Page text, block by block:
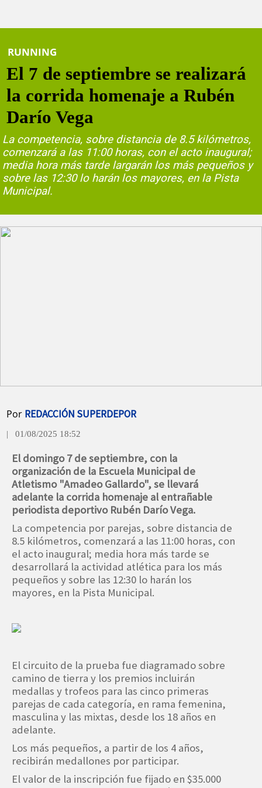
RUNNING
El 7 de septiembre se realizará
la corrida homenaje a Rubén
Darío Vega
La competencia, sobre distancia de 8.5 kilómetros,
comenzará a las 11:00 horas, con el acto inaugural;
media hora más tarde largarán los más pequeños y
sobre las 12:30 lo harán los mayores, en la Pista
Municipal.
Por REDACCIÓN SUPERDEPOR
| 01/08/2025 18:52
El domingo 7 de septiembre, con la
organización de la Escuela Municipal de
Atletismo "Amadeo Gallardo", se llevará
adelante la corrida homenaje al entrañable
periodista deportivo Rubén Darío Vega.
La competencia por parejas, sobre distancia de
8.5 kilómetros, comenzará a las 11:00 horas, con
el acto inaugural; media hora más tarde se
desarrollará la actividad atlética para los más
pequeños y sobre las 12:30 lo harán los
mayores, en la Pista Municipal.
El circuito de la prueba fue diagramado sobre
camino de tierra y los premios incluirán
medallas y trofeos para las cinco primeras
parejas de cada categoría, en rama femenina,
masculina y las mixtas, desde los 18 años en
adelante.
Los más pequeños, a partir de los 4 años,
recibirán medallones por participar.
El valor de la inscripción fue fijado en $35.000